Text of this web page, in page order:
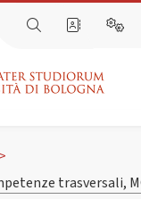
>
trasversali,